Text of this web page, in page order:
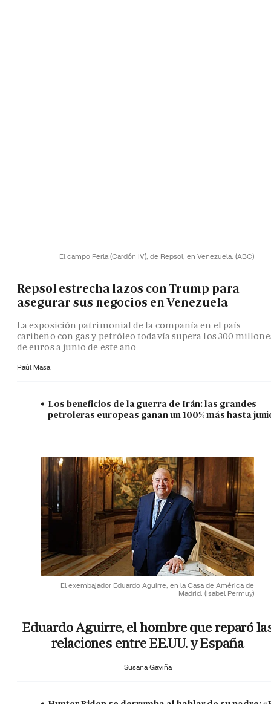
El campo Perla (Cardón IV), de Repsol, en Venezuela. (ABC)
Repsol estrecha lazos con Trump para
asegurar sus negocios en Venezuela
La exposición patrimonial de la compañía en el país
caribeño con gas y petróleo todavía supera los 300
de euros a junio de este año
Raúl Masa
Los beneficios de la guerra de Irán: las grandes
petroleras europeas ganan un 100% más hasta
El exembajador Eduardo Aguirre, en la Casa de América de
Madrid. (Isabel Permuy)
Eduardo Aguirre, el hombre que reparó
relaciones entre EE.UU. y España
Susana Gaviña